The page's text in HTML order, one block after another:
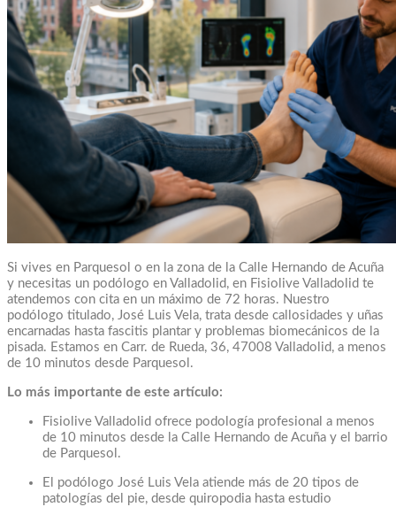
Si vives en Parquesol o en la zona de la Calle Hernando de Acuña
y necesitas un podólogo en Valladolid, en Fisiolive Valladolid te
atendemos con cita en un máximo de 72 horas. Nuestro
podólogo titulado, José Luis Vela, trata desde callosidades y uñas
encarnadas hasta fascitis plantar y problemas biomecánicos de la
pisada. Estamos en Carr. de Rueda, 36, 47008 Valladolid, a menos
de 10 minutos desde Parquesol.
Lo más importante de este artículo:
Fisiolive Valladolid ofrece podología profesional a menos
de 10 minutos desde la Calle Hernando de Acuña y el barrio
de Parquesol.
El podólogo José Luis Vela atiende más de 20 tipos de
patologías del pie, desde quiropodia hasta estudio